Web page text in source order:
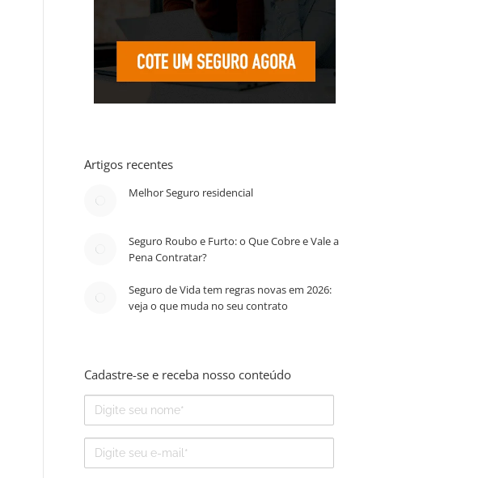
Artigos recentes
Melhor Seguro residencial
Seguro Roubo e Furto: o Que Cobre e Vale a
Pena Contratar?
Seguro de Vida tem regras novas em 2026:
veja o que muda no seu contrato
Cadastre-se e receba nosso conteúdo
Nome
mail